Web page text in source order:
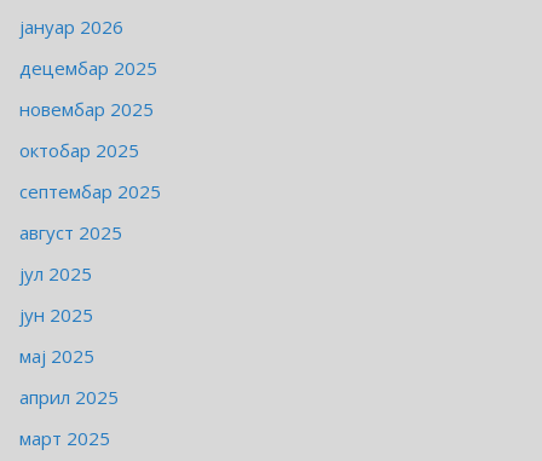
јануар 2026
децембар 2025
новембар 2025
октобар 2025
септембар 2025
август 2025
јул 2025
јун 2025
мај 2025
април 2025
март 2025